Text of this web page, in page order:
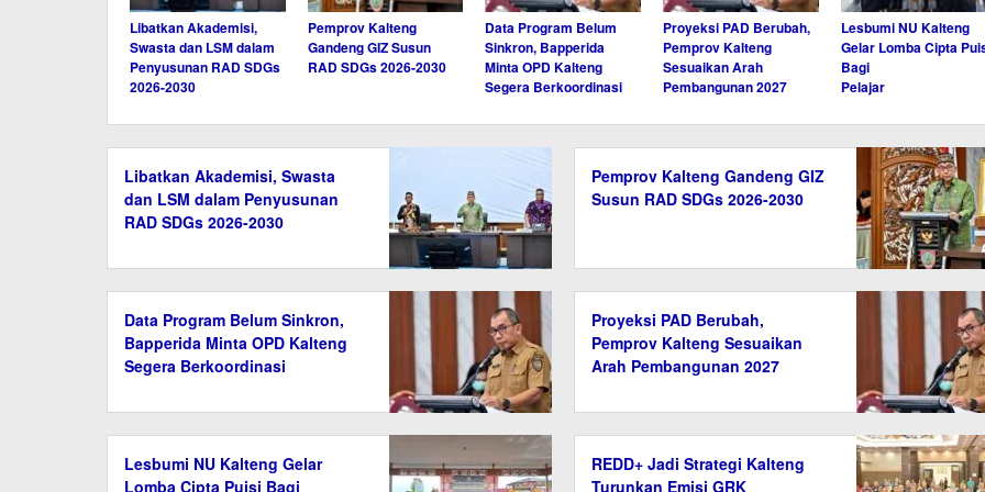
Libatkan Akademisi,
Swasta dan LSM dalam
Penyusunan RAD SDGs
2026-2030
Pemprov Kalteng
Gandeng GIZ Susun
RAD SDGs 2026-2030
Data Program Belum
Sinkron, Bapperida
Minta OPD Kalteng
Segera Berkoordinasi
Proyeksi PAD Berubah,
Pemprov Kalteng
Sesuaikan Arah
Pembangunan 2027
Lesbumi NU Kalteng
Gelar Lomba Cipta
Bagi
Pelajar
Libatkan Akademisi, Swasta
dan LSM dalam Penyusunan
RAD SDGs 2026-2030
Pemprov Kalteng Gandeng GIZ
Susun RAD SDGs 2026-2030
Data Program Belum Sinkron,
Bapperida Minta OPD Kalteng
Segera Berkoordinasi
Proyeksi PAD Berubah,
Pemprov Kalteng Sesuaikan
Arah Pembangunan 2027
Lesbumi NU Kalteng Gelar
Lomba Cipta Puisi Bagi
REDD+ Jadi Strategi Kalteng
Turunkan Emisi GRK